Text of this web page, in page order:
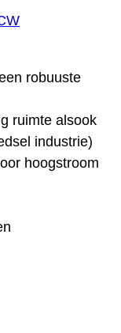
robuuste
ruimte alsook
industrie)
hoogstroom